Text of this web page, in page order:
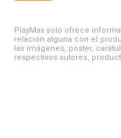
PlayMax solo ofrece
relación alguna con el
las imágenes, póster,
respectivos autores,